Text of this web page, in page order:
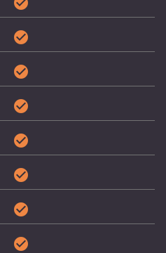
check_circle
check_circle
check_circle
check_circle
check_circle
check_circle
check_circle